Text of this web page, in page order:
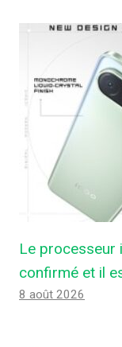
Le processeur
confirmé et il
8 août 2026